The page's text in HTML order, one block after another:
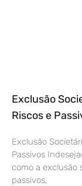
Exclusão
Riscos e
Exclusão
Passivos
como a exclusão
passivos,